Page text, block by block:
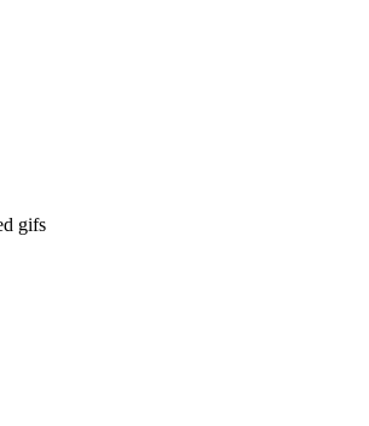
gifs